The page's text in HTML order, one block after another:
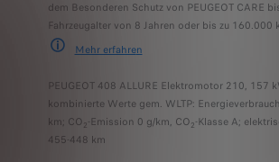
dem Besonderen Schutz von PEUGEOT CARE
Fahrzeugalter von 8 Jahren oder bis zu 160.000
Mehr erfahren
PEUGEOT 408 ALLURE Elektromotor 210, 157
kombinierte Werte gem. WLTP:
km; CO2-Emission 0 g/km, CO2-Klasse A;
455-448 km